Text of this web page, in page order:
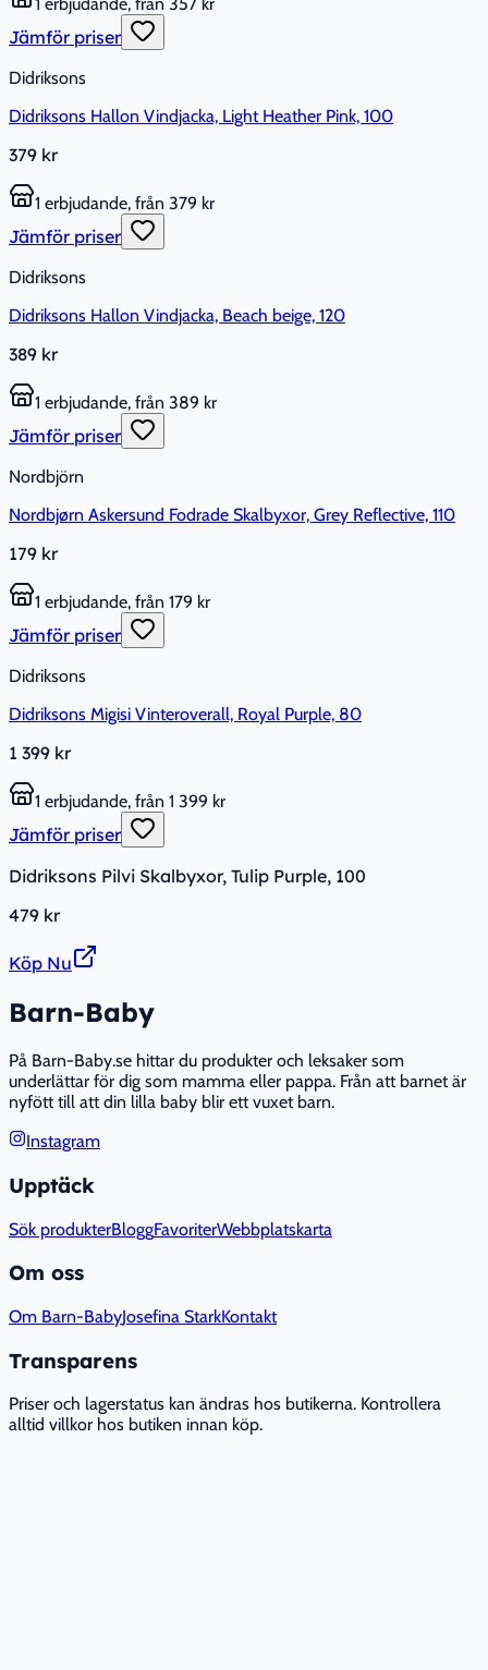
1 erbjudande, från 357 kr
Jämför priser
Didriksons
Didriksons Hallon Vindjacka, Light Heather Pink, 100
379 kr
1 erbjudande, från 379 kr
Jämför priser
Didriksons
Didriksons Hallon Vindjacka, Beach beige, 120
389 kr
1 erbjudande, från 389 kr
Jämför priser
Nordbjörn
Nordbjørn Askersund Fodrade Skalbyxor, Grey Reflective, 110
179 kr
1 erbjudande, från 179 kr
Jämför priser
Didriksons
Didriksons Migisi Vinteroverall, Royal Purple, 80
1 399 kr
1 erbjudande, från 1 399 kr
Jämför priser
Didriksons Pilvi Skalbyxor, Tulip Purple, 100
479 kr
Köp Nu
Barn-Baby
På Barn-Baby.se hittar du produkter och leksaker som
underlättar för dig som mamma eller pappa. Från att barnet är
nyfött till att din lilla baby blir ett vuxet barn.
Instagram
Upptäck
Sök produkterBloggFavoriterWebbplatskarta
Om oss
Om Barn-BabyJosefina StarkKontakt
Transparens
Priser och lagerstatus kan ändras hos butikerna. Kontrollera
alltid villkor hos butiken innan köp.